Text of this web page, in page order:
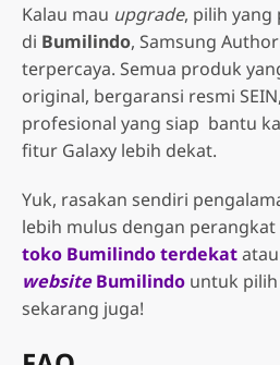
Kalau mau upgrade, pilih yang
di Bumilindo, Samsung
terpercaya. Semua produk
original, bergaransi resmi
profesional yang siap bantu
fitur Galaxy lebih dekat.
Yuk, rasakan sendiri
lebih mulus dengan
toko Bumilindo terdekat
websiteBumilindo untuk
sekarang juga!